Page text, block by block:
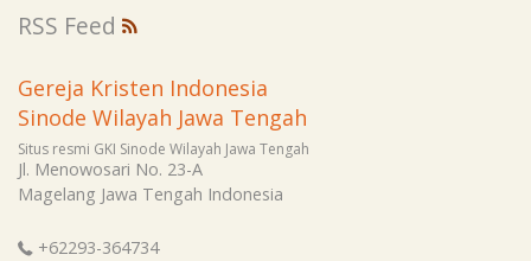
RSS Feed
Gereja Kristen Indonesia
Sinode Wilayah Jawa Tengah
Situs resmi GKI Sinode Wilayah Jawa Tengah
Jl. Menowosari No. 23-A
Magelang Jawa Tengah Indonesia
+62293-364734